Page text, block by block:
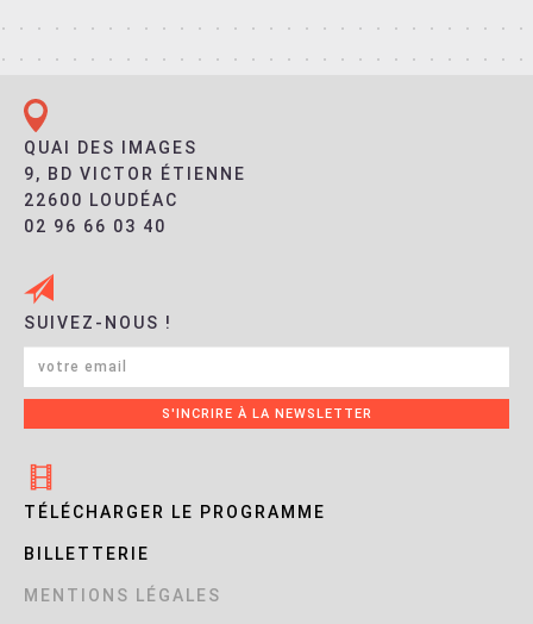
QUAI DES IMAGES
9, BD VICTOR ÉTIENNE
22600 LOUDÉAC
02 96 66 03 40
SUIVEZ-NOUS !
TÉLÉCHARGER LE PROGRAMME
BILLETTERIE
MENTIONS LÉGALES